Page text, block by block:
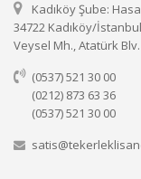
Kadıköy Şube:
34722 Kadıköy/
Veysel Mh., Atatürk
(0537) 521 30 00
(0212) 873 63 36
(0537) 521 30 00